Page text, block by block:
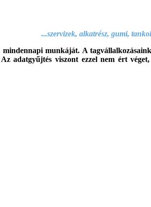
...szervizek, alkatrész, gumi,
munkáját. A
adatgyűjtés viszont ezzel nem ért